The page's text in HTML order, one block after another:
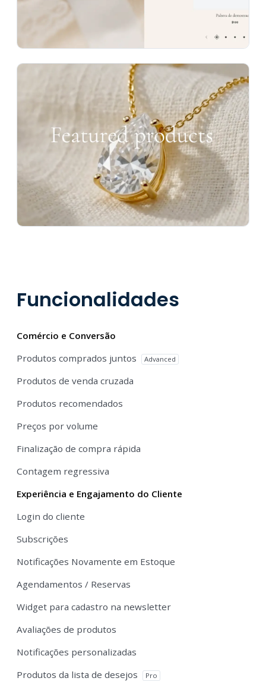
Funcionalidades
Comércio e Conversão
Produtos comprados juntos
Advanced
Produtos de venda cruzada
Produtos recomendados
Preços por volume
Finalização de compra rápida
Contagem regressiva
Experiência e Engajamento do Cliente
Login do cliente
Subscrições
Notificações Novamente em Estoque
Agendamentos / Reservas
Widget para cadastro na newsletter
Avaliações de produtos
Notificações personalizadas
Produtos da lista de desejos
Pro